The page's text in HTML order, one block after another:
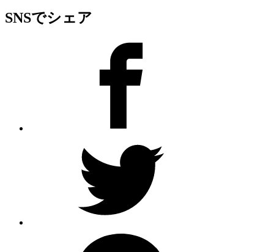
SNSでシェア